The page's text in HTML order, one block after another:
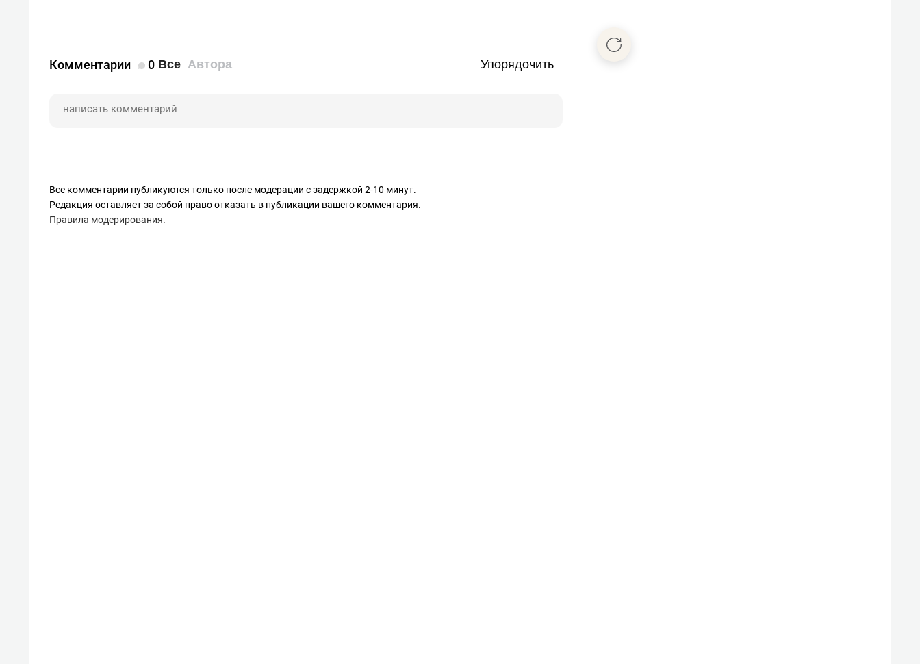
Комментарии 0 Все Автора Упорядочить
Все комментарии публикуются только после модерации с задержкой 2-10 минут.
Редакция оставляет за собой право отказать в публикации вашего комментария.
Правила модерирования.